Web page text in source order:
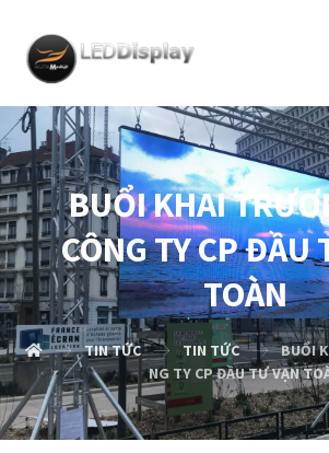
BUỔI KHAI
CÔNG TY CP ĐẦU
TOÀN
TIN TỨC TIN TỨC
BUỔI
NG TY CP ĐẦU TƯ VẠN